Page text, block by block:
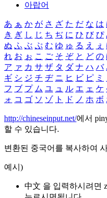
아랍어
あ ぁ か が さ ざ た だ な は
き ぎ し じ ち ぢ に ひ び ぴ
ぬ ふ ぶ ぷ む ゆ ゅ る え ぇ
れ お ぉ こ ご そ ぞ と ど の
ア ァ カ サ ザ タ ダ ナ ハ バ
ギ シ ジ チ ヂ ニ ヒ ビ ピ ミ
フ ブ プ ム ユ ュ ル エ ェ ケ
ォ コ ゴ ソ ゾ ト ド ノ ホ ボ
http://chineseinput.net/에서
할 수 있습니다.
변환된 중국어를 복사하여
예시)
中文 을 입력하시려면